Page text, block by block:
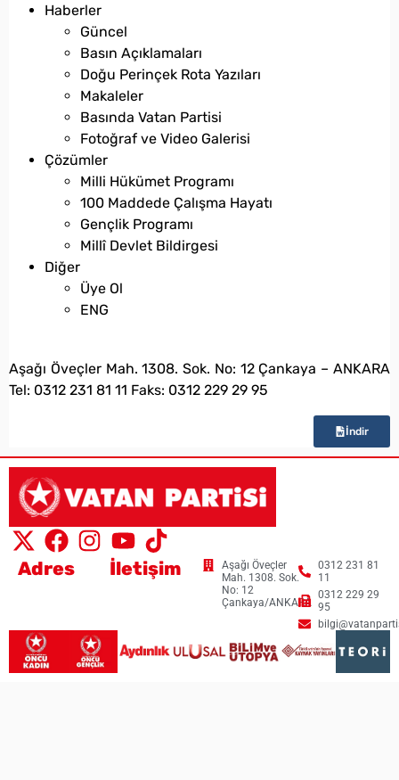
Haberler
Güncel
Basın Açıklamaları
Doğu Perinçek Rota Yazıları
Makaleler
Basında Vatan Partisi
Fotoğraf ve Video Galerisi
Çözümler
Milli Hükümet Programı
100 Maddede Çalışma Hayatı
Gençlik Programı
Millî Devlet Bildirgesi
Diğer
Üye Ol
ENG
Aşağı Öveçler Mah. 1308. Sok. No: 12 Çankaya – ANKARA
Tel: 0312 231 81 11 Faks: 0312 229 29 95
İndir
Adres
Aşağı Öveçler
Mah. 1308. Sok.
No: 12
Çankaya/ANKARA
İletişim
0312 231 81
11
0312 229 29
95